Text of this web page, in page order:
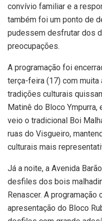
convívio familiar e a
também foi um ponto de
pudessem desfrutar dos
preocupações.
A programação foi
terça-feira (17) com muita
tradições culturais
Matinê do Bloco Ympurra,
veio o tradicional Boi
ruas do Visgueiro,
culturais mais
Já a noite, a Avenida
desfiles dos bois
Renascer. A
apresentação do Bloco